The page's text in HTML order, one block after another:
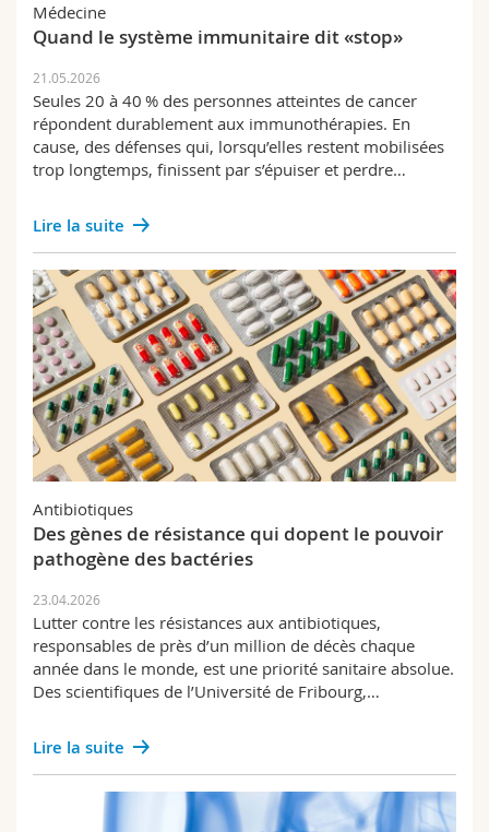
Médecine
Quand le système immunitaire dit «stop»
21.05.2026
Seules 20 à 40 % des personnes atteintes de cancer
répondent durablement aux immunothérapies. En
cause, des défenses qui, lorsqu’elles restent mobilisées
trop longtemps, finissent par s’épuiser et perdre…
Lire la suite
Antibiotiques
Des gènes de résistance qui dopent le pouvoir
pathogène des bactéries
23.04.2026
Lutter contre les résistances aux antibiotiques,
responsables de près d’un million de décès chaque
année dans le monde, est une priorité sanitaire absolue.
Des scientifiques de l’Université de Fribourg,…
Lire la suite